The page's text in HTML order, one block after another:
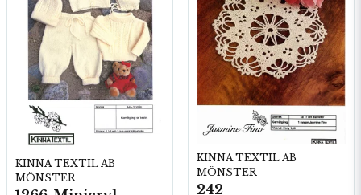
KINNA TEXTIL AB
MÖNSTER
KINNA TEXTIL AB
MÖNSTER
242